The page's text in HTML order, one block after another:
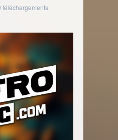
téléchargements